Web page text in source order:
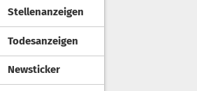
Stellenanzeigen
Todesanzeigen
Newsticker